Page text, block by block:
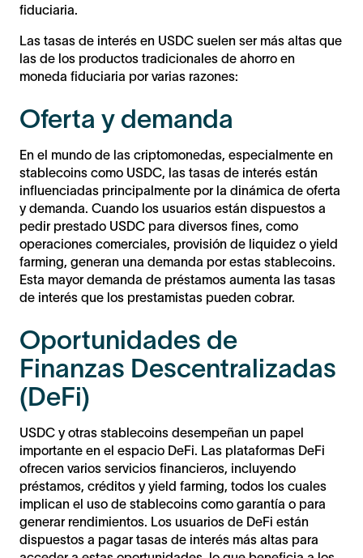
fiduciaria.
Las tasas de interés en USDC suelen ser más altas que
las de los productos tradicionales de ahorro en
moneda fiduciaria por varias razones:
Oferta y demanda
En el mundo de las criptomonedas, especialmente en
stablecoins como USDC, las tasas de interés están
influenciadas principalmente por la dinámica de oferta
y demanda. Cuando los usuarios están dispuestos a
pedir prestado USDC para diversos fines, como
operaciones comerciales, provisión de liquidez o yield
farming, generan una demanda por estas stablecoins.
Esta mayor demanda de préstamos aumenta las tasas
de interés que los prestamistas pueden cobrar.
Oportunidades de
Finanzas Descentralizadas
(DeFi)
USDC y otras stablecoins desempeñan un papel
importante en el espacio DeFi. Las plataformas DeFi
ofrecen varios servicios financieros, incluyendo
préstamos, créditos y yield farming, todos los cuales
implican el uso de stablecoins como garantía o para
generar rendimientos. Los usuarios de DeFi están
dispuestos a pagar tasas de interés más altas para